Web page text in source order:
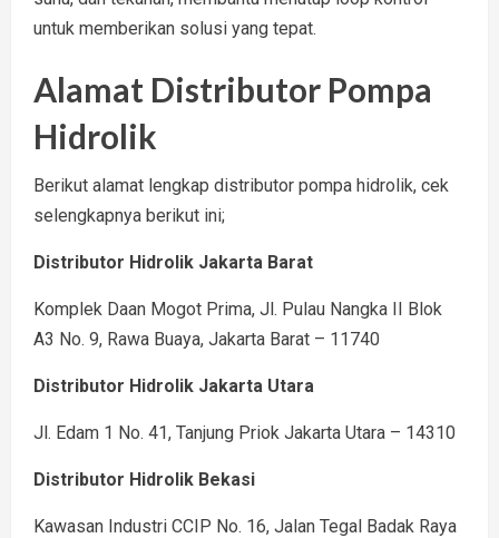
untuk memberikan solusi yang tepat.
Alamat Distributor Pompa
Hidrolik
Berikut alamat lengkap distributor pompa hidrolik, cek
selengkapnya berikut ini;
Distributor Hidrolik Jakarta Barat
Komplek Daan Mogot Prima, Jl. Pulau Nangka II Blok
A3 No. 9, Rawa Buaya, Jakarta Barat – 11740
Distributor Hidrolik Jakarta Utara
Jl. Edam 1 No. 41, Tanjung Priok Jakarta Utara – 14310
Distributor Hidrolik Bekasi
Kawasan Industri CCIP No. 16, Jalan Tegal Badak Raya